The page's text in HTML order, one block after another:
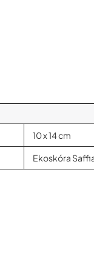
10 x 14 cm
Ekoskóra